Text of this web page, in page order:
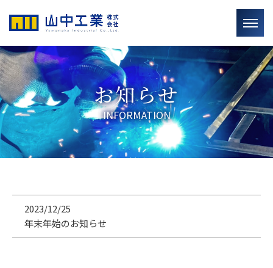
お知らせ
INFORMATION
2023/12/25
年末年始のお知らせ